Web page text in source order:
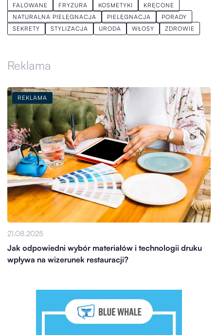
FALOWANE FRYZURA KOSMETYKI
KRĘCONE
NATURALNA PIELĘGNACJA
PIELĘGNACJA
PORADY
SEKRETY
STYLIZACJA URODA WŁOSY ZDROWIE
Reklama
REKLAMA
21.08.2025
Jak odpowiedni wybór materiałów i technologii druku
wpływa na wizerunek restauracji?